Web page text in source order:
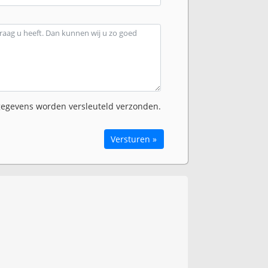
worden versleuteld verzonden.
Versturen »